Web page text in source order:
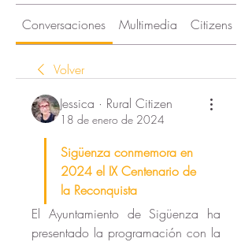
Conversaciones Multimedia Citizens
Volver
Jessica · Rural Citizen
18 de enero de 2024
Sigüenza conmemora en
2024 el IX Centenario de
la Reconquista
El Ayuntamiento de Sigüenza ha
presentado la programación con la